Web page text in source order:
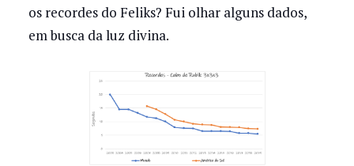
os recordes do Feliks? Fui olhar alguns dados,
em busca da luz divina.